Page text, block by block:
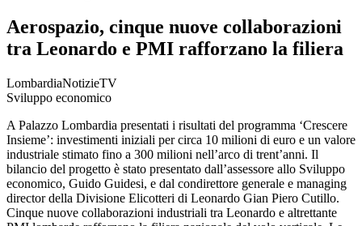
Aerospazio, cinque nuove collaborazioni
tra Leonardo e PMI rafforzano la filiera
LombardiaNotizieTV
Sviluppo economico
A Palazzo Lombardia presentati i risultati del programma ‘Crescere
Insieme’: investimenti iniziali per circa 10 milioni di euro e un valore
industriale stimato fino a 300 milioni nell’arco di trent’anni. Il
bilancio del progetto è stato presentato dall’assessore allo Sviluppo
economico, Guido Guidesi, e dal condirettore generale e managing
director della Divisione Elicotteri di Leonardo Gian Piero Cutillo.
Cinque nuove collaborazioni industriali tra Leonardo e altrettante